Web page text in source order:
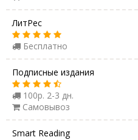
ЛитРес
Бесплатно
Подписные издания
100р. 2-3 дн.
Самовывоз
Smart Reading